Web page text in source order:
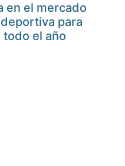
en el mercado
para
el año